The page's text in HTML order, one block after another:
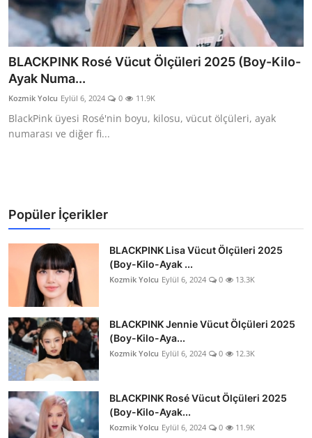
Anime Karakterleri
Anime
Dizi & Film
Testler
BLACKPINK Rosé Vücut Ölçüleri 2025 (Boy-Kilo-
Ayak Numa...
Kozmik Yolcu Eylül 6, 2024 0 11.9K
BlackPink üyesi Rosé'nin boyu, kilosu, vücut ölçüleri, ayak
numarası ve diğer fi...
Popüler İçerikler
BLACKPINK Lisa Vücut Ölçüleri 2025
(Boy-Kilo-Ayak ...
Kozmik Yolcu Eylül 6, 2024 0 13.3K
BLACKPINK Jennie Vücut Ölçüleri 2025
(Boy-Kilo-Aya...
Kozmik Yolcu Eylül 6, 2024 0 12.3K
BLACKPINK Rosé Vücut Ölçüleri 2025
(Boy-Kilo-Ayak...
Kozmik Yolcu Eylül 6, 2024 0 11.9K